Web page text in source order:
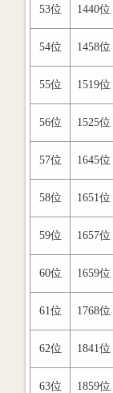
53位 1440位
54位 1458位
55位 1519位
56位 1525位
57位 1645位
58位 1651位
59位 1657位
60位 1659位
61位 1768位
62位 1841位
63位 1859位